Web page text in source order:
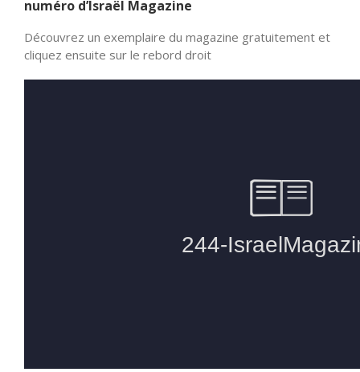
numéro d’Israël Magazine
Découvrez un exemplaire du magazine gratuitement et
cliquez ensuite sur le rebord droit